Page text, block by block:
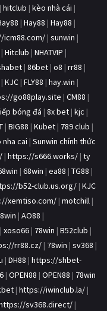
| hitclub | kèo nhà cái |
| Hay88 | Hay88 |
icm88.com/ | sunwin |
| Hitclub | NHATVIP |
| 86bet | o8 | rr88 |
| KJC | FLY88 | hay.win |
go88play.site | CM88 |
bóng đá | 8x bet | kjc |
| BIG88 | Kubet | 789 club |
cai | Sunwin chính thức
| https://s666.works/ | ty
| 68win | ea88 | TG88 |
b52-club.us.org/ | KJC
xemtiso.com/ | motchill |
| AO88 |
| xoso66 | 78win | B52club |
rr88.cz/ | 78win | sv368 |
| DH88 | https://shbet-
| OPEN88 | OPEN88 | 78win
| https://iwinclub.la/ |
sv368.direct/ |